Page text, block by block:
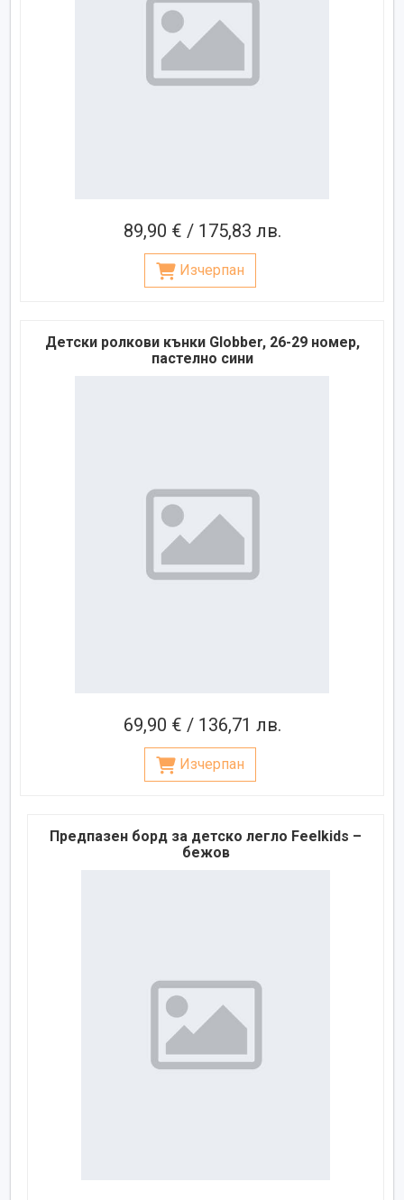
89,90 € / 175,83 лв.
Изчерпан
Детски ролкови кънки Globber, 26-29 номер,
пастелно сини
69,90 € / 136,71 лв.
Изчерпан
Предпазен борд за детско легло Feelkids –
бежов